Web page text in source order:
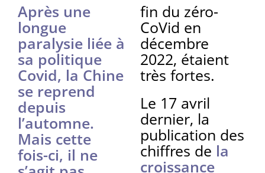
Après une
longue
paralysie liée à
sa politique
Covid, la Chine
se reprend
depuis
l’automne.
Mais cette
fois-ci, il ne
fin du zéro-
CoVid en
décembre
2022, étaient
très fortes.
Le 17 avril
dernier, la
publication des
chiffres de la
croissance